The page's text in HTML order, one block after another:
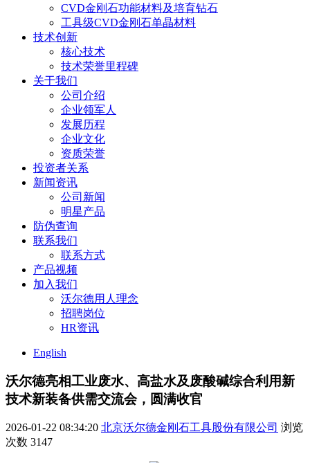
CVD金刚石功能材料及培育钻石
工具级CVD金刚石单晶材料
技术创新
核心技术
技术荣誉里程碑
关于我们
公司介绍
企业领军人
发展历程
企业文化
资质荣誉
投资者关系
新闻资讯
公司新闻
明星产品
防伪查询
联系我们
联系方式
产品视频
加入我们
沃尔德用人理念
招聘岗位
HR资讯
English
沃尔德亮相工业废水、高盐水及废酸碱综合利用新
技术新装备供需交流会，圆满收官
2026-01-22 08:34:20 北京沃尔德金刚石工具股份有限公司 浏览
次数 3147